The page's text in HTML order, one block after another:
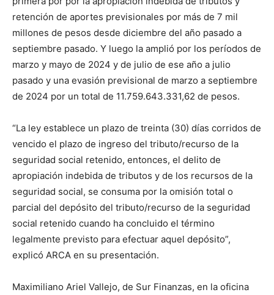
retención de aportes previsionales por más de 7 mil
millones de pesos desde diciembre del año pasado a
septiembre pasado. Y luego la amplió por los períodos de
marzo y mayo de 2024 y de julio de ese año a julio
pasado y una evasión previsional de marzo a septiembre
de 2024 por un total de 11.759.643.331,62 de pesos.
“La ley establece un plazo de treinta (30) días corridos de
vencido el plazo de ingreso del tributo/recurso de la
seguridad social retenido, entonces, el delito de
apropiación indebida de tributos y de los recursos de la
seguridad social, se consuma por la omisión total o
parcial del depósito del tributo/recurso de la seguridad
social retenido cuando ha concluido el término
legalmente previsto para efectuar aquel depósito”,
explicó ARCA en su presentación.
Maximiliano Ariel Vallejo, de Sur Finanzas, en la oficina